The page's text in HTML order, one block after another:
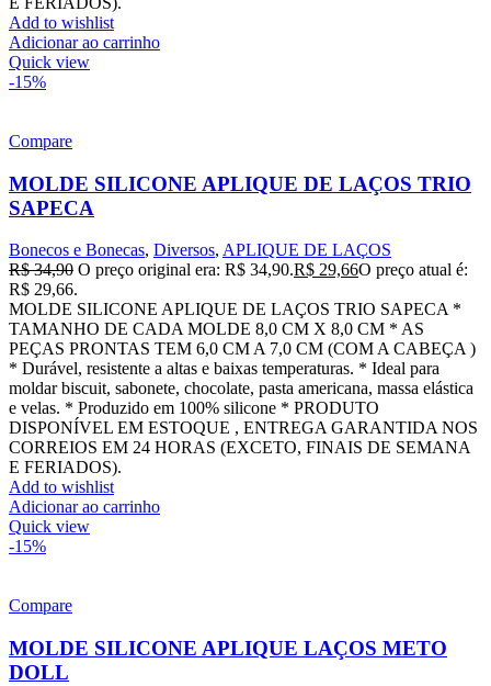
Add to wishlist
Adicionar ao carrinho
Quick view
-15%
Compare
MOLDE SILICONE APLIQUE DE LAÇOS TRIO
SAPECA
Bonecos e Bonecas, Diversos, APLIQUE DE LAÇOS
R$34,90 O preço original era: R$ 34,90.R$ 29,66O preço atual é:
R$ 29,66.
MOLDE SILICONE APLIQUE DE LAÇOS TRIO SAPECA *
TAMANHO DE CADA MOLDE 8,0 CM X 8,0 CM * AS
PEÇAS PRONTAS TEM 6,0 CM A 7,0 CM (COM A CABEÇA )
* Durável, resistente a altas e baixas temperaturas. * Ideal para
moldar biscuit, sabonete, chocolate, pasta americana, massa elástica
e velas. * Produzido em 100% silicone * PRODUTO
DISPONÍVEL EM ESTOQUE , ENTREGA GARANTIDA NOS
CORREIOS EM 24 HORAS (EXCETO, FINAIS DE SEMANA
E FERIADOS).
Add to wishlist
Adicionar ao carrinho
Quick view
-15%
Compare
MOLDE SILICONE APLIQUE LAÇOS METO
DOLL